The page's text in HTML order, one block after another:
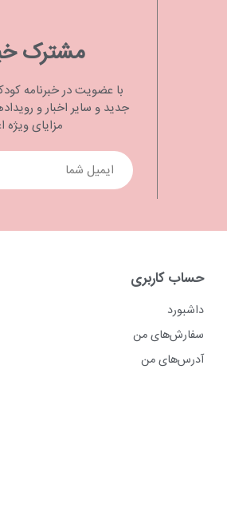
مشترک
با عضویت در خبرنامه
جدید و سایر اخبار و
مزایای
حساب کاربری
داشبورد
سفارش‌های من
آدرس‌های من